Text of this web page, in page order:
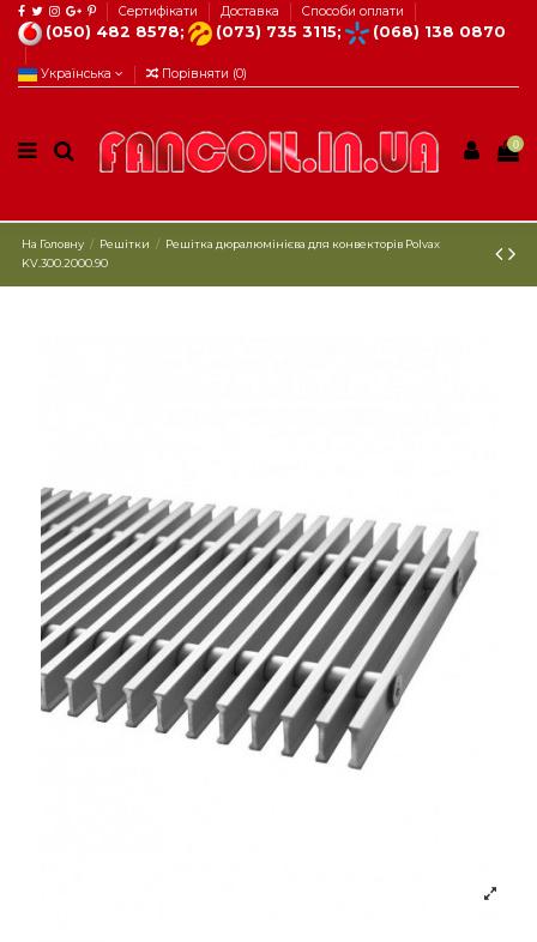
Сертифікати Доставка Способи оплати
(050) 482 8578; (073) 735 3115; (068) 138 0870
Українська Порівняти (0)
0
На Головну Решітки
Решітка дюралюмінієва для конвекторів Polvax
KV.300.2000.90